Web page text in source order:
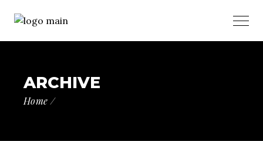
ARCHIVE
Home